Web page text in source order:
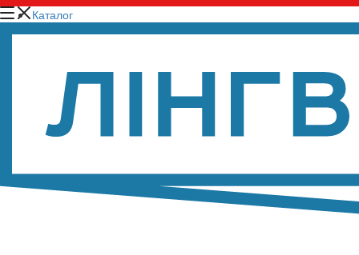
Каталог